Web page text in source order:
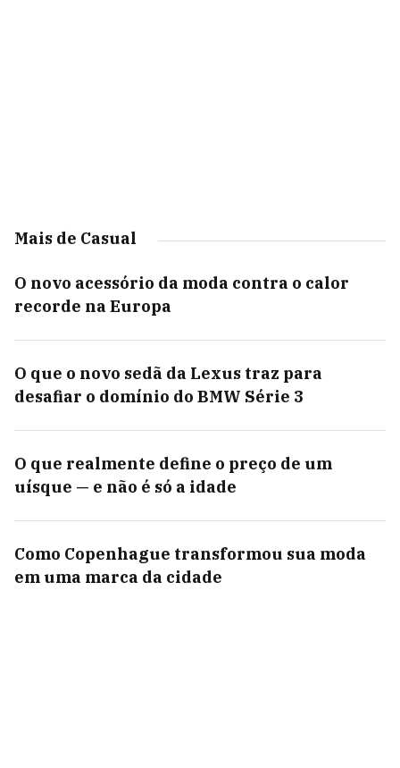
Mais de Casual
O novo acessório da moda contra o calor
recorde na Europa
O que o novo sedã da Lexus traz para
desafiar o domínio do BMW Série 3
O que realmente define o preço de um
uísque — e não é só a idade
Como Copenhague transformou sua moda
em uma marca da cidade